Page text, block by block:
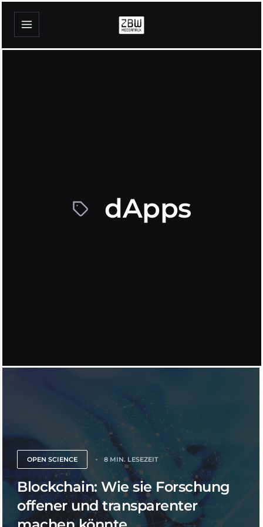
dApps
OPEN SCIENCE 8 MIN. LESEZEIT
Blockchain: Wie sie Forschung
offener und transparenter